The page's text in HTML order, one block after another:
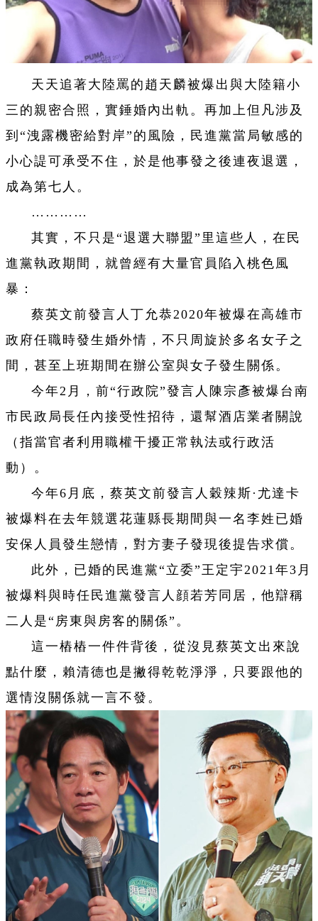
天天追著大陸罵的趙天麟被爆出與大陸籍小
三的親密合照，實錘婚內出軌。再加上但凡涉及
到“洩露機密給對岸”的風險，民進黨當局敏感的
小心諟可承受不住，於是他事發之後連夜退選，
成為第七人。
…………
其實，不只是“退選大聯盟”里這些人，在民
進黨執政期間，就曾經有大量官員陷入桃色風
暴：
蔡英文前發言人丁允恭2020年被爆在高雄市
政府任職時發生婚外情，不只周旋於多名女子之
間，甚至上班期間在辦公室與女子發生關係。
今年2月，前“行政院”發言人陳宗彥被爆台南
市民政局長任內接受性招待，還幫酒店業者關說
（指當官者利用職權干擾正常執法或行政活
動）。
今年6月底，蔡英文前發言人穀辣斯·尤達卡
被爆料在去年競選花蓮縣長期間與一名李姓已婚
安保人員發生戀情，對方妻子發現後提告求償。
此外，已婚的民進黨“立委”王定宇2021年3月
被爆料與時任民進黨發言人顔若芳同居，他辯稱
二人是“房東與房客的關係”。
這一樁樁一件件背後，從沒見蔡英文出來說
點什麼，賴清德也是撇得乾乾淨淨，只要跟他的
選情沒關係就一言不發。